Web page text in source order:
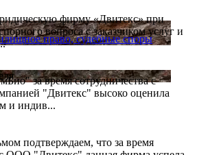
право, судебные споры
фирму «Двитекс» при
вопроса с заказчиком услуг и
за время сотрудничества с
"Двитекс" высоко оценила
и индив...
подтверждаем, что за время